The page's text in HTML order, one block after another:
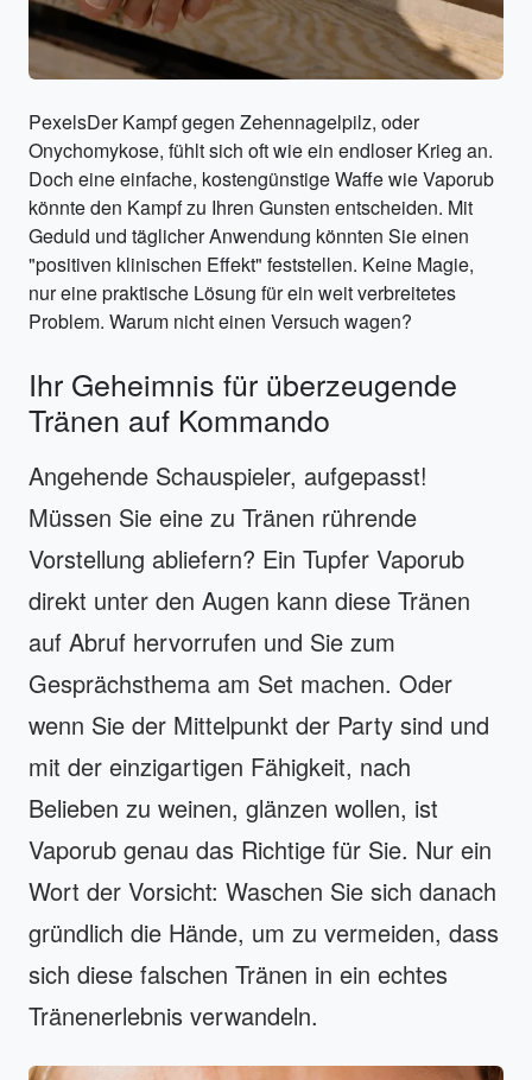
PexelsDer Kampf gegen Zehennagelpilz, oder
Onychomykose, fühlt sich oft wie ein endloser Krieg an.
Doch eine einfache, kostengünstige Waffe wie Vaporub
könnte den Kampf zu Ihren Gunsten entscheiden. Mit
Geduld und täglicher Anwendung könnten Sie einen
"positiven klinischen Effekt" feststellen. Keine Magie,
nur eine praktische Lösung für ein weit verbreitetes
Problem. Warum nicht einen Versuch wagen?
Ihr Geheimnis für überzeugende
Tränen auf Kommando
Angehende Schauspieler, aufgepasst!
Müssen Sie eine zu Tränen rührende
Vorstellung abliefern? Ein Tupfer Vaporub
direkt unter den Augen kann diese Tränen
auf Abruf hervorrufen und Sie zum
Gesprächsthema am Set machen. Oder
wenn Sie der Mittelpunkt der Party sind und
mit der einzigartigen Fähigkeit, nach
Belieben zu weinen, glänzen wollen, ist
Vaporub genau das Richtige für Sie. Nur ein
Wort der Vorsicht: Waschen Sie sich danach
gründlich die Hände, um zu vermeiden, dass
sich diese falschen Tränen in ein echtes
Tränenerlebnis verwandeln.